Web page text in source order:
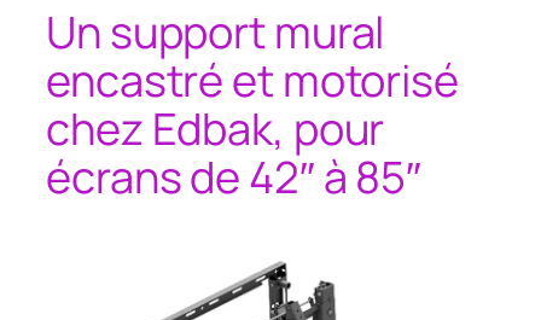
Un support mural
encastré et motorisé
chez Edbak, pour
écrans de 42″ à 85″